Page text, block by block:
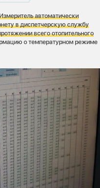
автоматически
в диспетчерскую службу
всего отопительного
о температурном режиме